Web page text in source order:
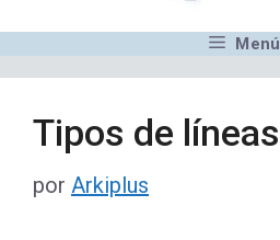
Menú
Tipos de líneas
por Arkiplus